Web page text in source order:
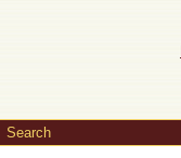
Search